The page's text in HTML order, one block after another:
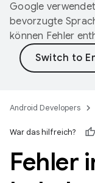
Google
bevorzugte
können Fehler
Android Developers
War das hilfreich?
Fehler